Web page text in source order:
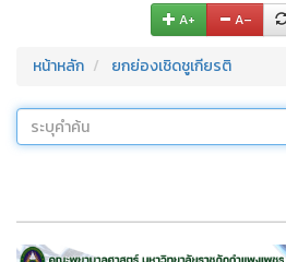
A+ A–
หน้าหลัก ยกย่องเชิดชูเกียรติ